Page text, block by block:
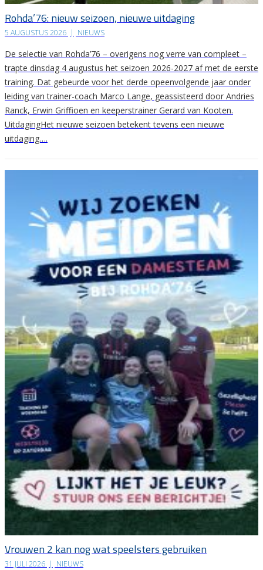
Rohda’76: nieuw seizoen, nieuwe uitdaging
5 AUGUSTUS 2026 | NIEUWS
De selectie van Rohda’76 – overigens nog verre van compleet –
trapte dinsdag 4 augustus het seizoen 2026-2027 af met de eerste
training. Dat gebeurde voor het derde opeenvolgende jaar onder
leiding van trainer-coach Marco Lange, geassisteerd door Andries
Ranck, Erwin Griffioen en keeperstrainer Gerard van Kooten.
UitdagingHet nieuwe seizoen betekent tevens een nieuwe
uitdaging….
Vrouwen 2 kan nog wat speelsters gebruiken
31 JULI 2026 | NIEUWS